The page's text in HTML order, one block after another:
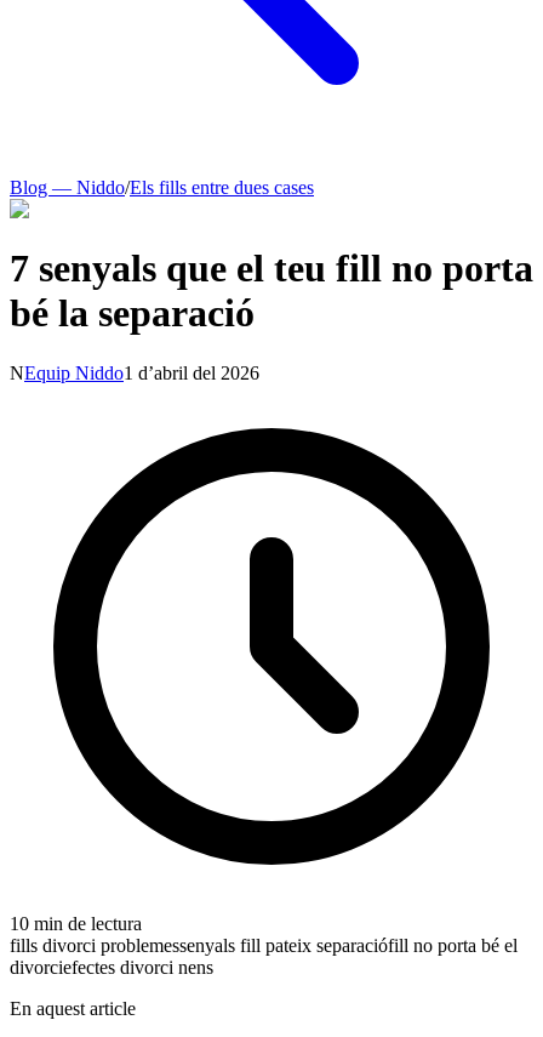
Blog — Niddo/Els fills entre dues cases
7 senyals que el teu fill no porta
bé la separació
NEquip Niddo1 d’abril del 2026
10 min de lectura
fills divorci problemessenyals fill pateix separaciófill no porta bé el
divorciefectes divorci nens
En aquest article